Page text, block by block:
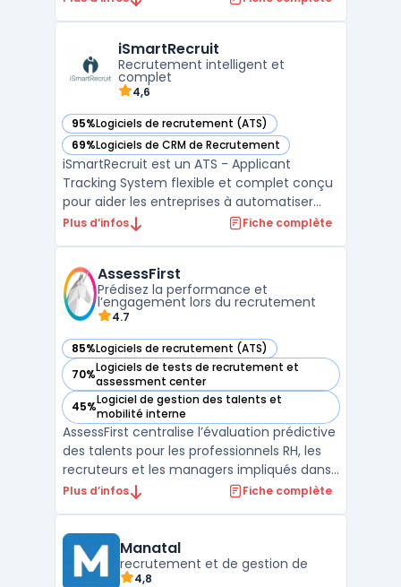
recrutement et de formation. En utilisant
Cornerstone OnDemand, l ...
iSmartRecruit
Recrutement intelligent et
complet
4,6
95%Logiciels de recrutement (ATS)
— voir iSmartRecruit dans cette catégorie
69%Logiciels de CRM de Recrutement
— voir iSmartRecruit dans cette catégorie
iSmartRecruit est un ATS - Applicant
Tracking System flexible et complet conçu
pour aider les entreprises à automatiser
leurs processus de recrutement. Doté d'un
fonctionnalités de gestion des talents,
iSmartRecruit permet au ...
Plus d’infos Fiche complète
AssessFirst
Prédisez la performance et
l’engagement lors du recrutement
4.7
85%Logiciels de recrutement (ATS)
— voir AssessFirst dans cette catégorie
70%Logiciels de tests de recrutement et
assessment center
— voir AssessFirst dans cette catégorie
45%Logiciel de gestion des talents et
mobilité interne
— voir AssessFirst dans cette catégorie
AssessFirst centralise l’évaluation prédictive
des talents pour les professionnels RH, les
recruteurs et les managers impliqués dans
le recrutement, la mobilité interne ou le
des données humaines, généralement à
l’origine de ...
Plus d’infos Fiche complète
Manatal
recrutement et de gestion de
4,8